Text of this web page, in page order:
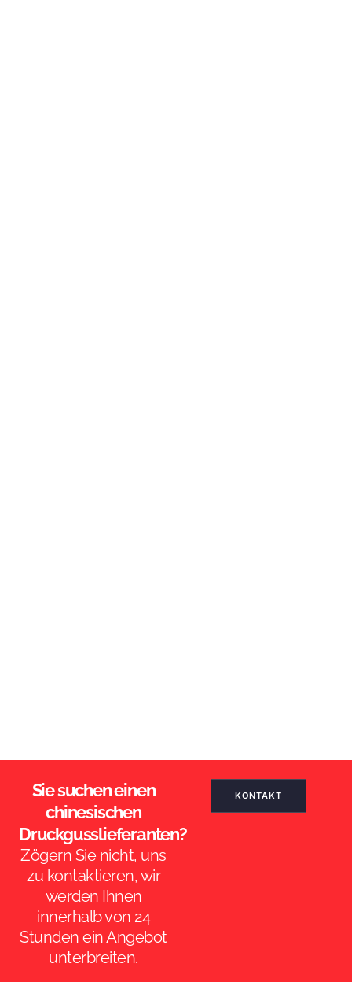
Sie suchen einen
chinesischen
Druckgusslieferanten?
Zögern Sie nicht, uns
zu kontaktieren, wir
werden Ihnen
innerhalb von 24
Stunden ein Angebot
unterbreiten.
KONTAKT